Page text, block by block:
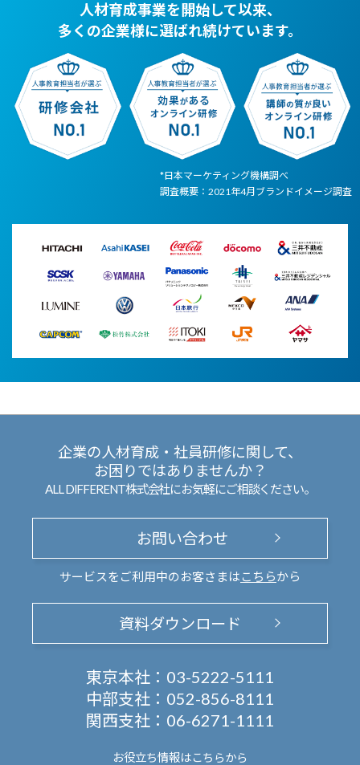
人材育成事業を開始して以来、
多くの企業様に選ばれ続けています。
*日本マーケティング機構調べ
調査概要：2021年4月ブランドイメージ調査
企業の人材育成・社員研修に関して、
お困りではありませんか？
ALL DIFFERENT株式会社にお気軽にご相談ください。
お問い合わせ
サービスをご利用中のお客さまは こちらから
資料ダウンロード
東京本社： 03-5222-5111
中部支社： 052-856-8111
関西支社： 06-6271-1111
お役立ち情報はこちらから